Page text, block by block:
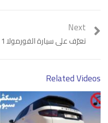
Category: فيديو
Tags:
تجربة قيادة,لاند روفر
Next
تعرّف على سيارة الفورمولا 1 لموسم 2022
Related Videos